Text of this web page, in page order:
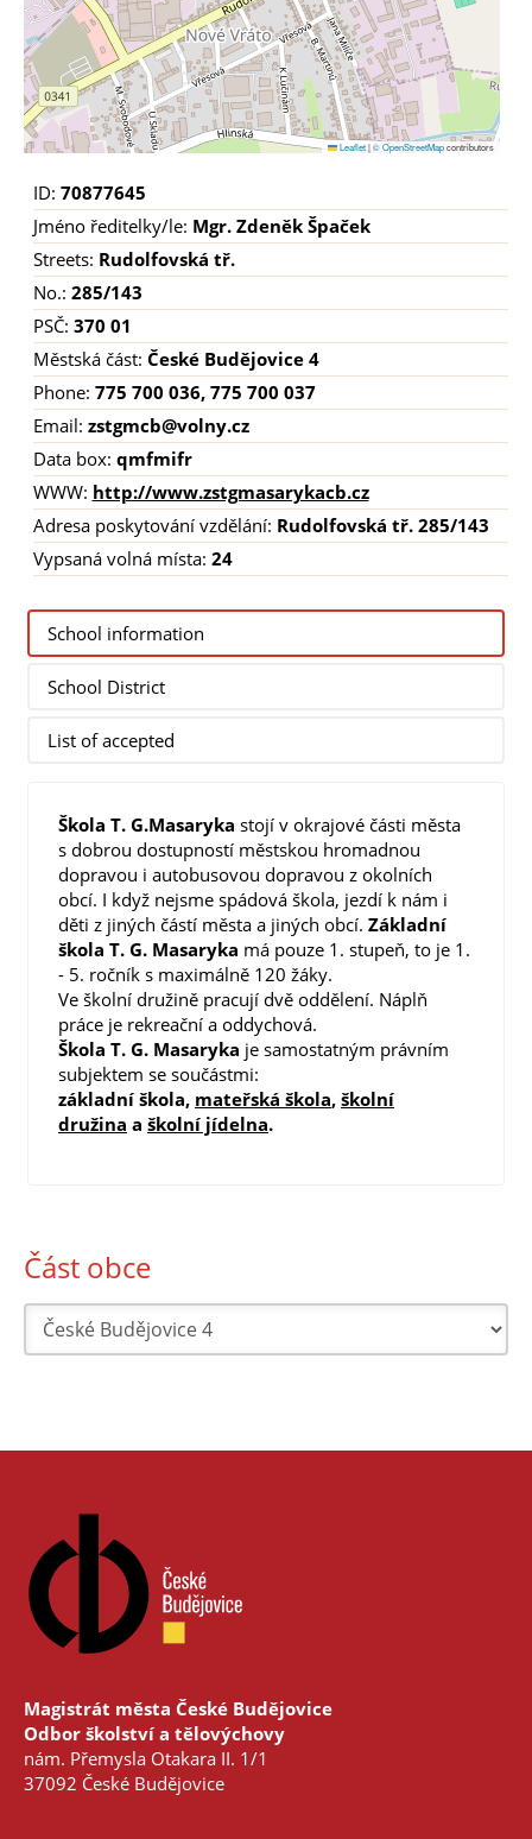
Část obce
Leaflet | © OpenStreetMapcontributors
ID: 70877645
Jméno ředitelky/le: Mgr. Zdeněk Špaček
Streets: Rudolfovská tř.
No.: 285/143
PSČ: 370 01
Městská část: České Budějovice 4
Phone: 775 700 036, 775 700 037
Email: zstgmcb@volny.cz
Data box: qmfmifr
WWW: http://www.zstgmasarykacb.cz
Adresa poskytování vzdělání: Rudolfovská tř. 285/143
Vypsaná volná místa: 24
School information
School District
List of accepted
Škola T. G.Masaryka stojí v okrajové části města
s dobrou dostupností městskou hromadnou
dopravou i autobusovou dopravou z okolních
obcí. I když nejsme spádová škola, jezdí k nám i
děti z jiných částí města a jiných obcí. Základní
škola T. G. Masaryka má pouze 1. stupeň, to je 1.
- 5. ročník s maximálně 120 žáky.
Ve školní družině pracují dvě oddělení. Náplň
práce je rekreační a oddychová.
Škola T. G. Masaryka je samostatným právním
subjektem se součástmi:
základní škola, mateřská škola, školní
družina a školní jídelna.
Magistrát města České Budějovice
Odbor školství a tělovýchovy
nám. Přemysla Otakara II. 1/1
37092 České Budějovice